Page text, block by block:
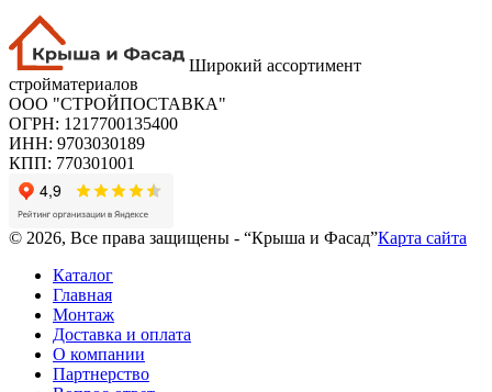
Широкий ассортимент
стройматериалов
ООО "СТРОЙПОСТАВКА"
ОГРН: 1217700135400
ИНН: 9703030189
КПП: 770301001
© 2026, Все права защищены - “Крыша и Фасад”Карта сайта
Каталог
Главная
Монтаж
Доставка и оплата
О компании
Партнерство